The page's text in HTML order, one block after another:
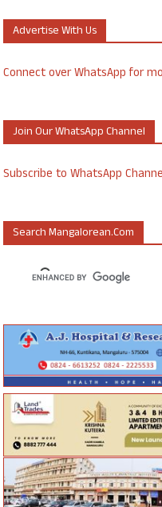
Advertise With Us
Connect over WhatsApp for
Join Our WhatsApp Channel
Subscribe to WhatsApp
Search Mangalorean.com